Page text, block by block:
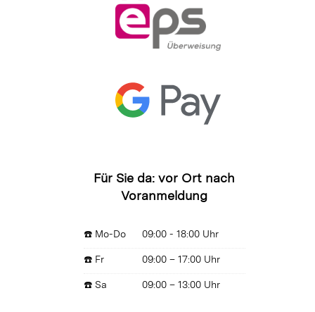
Für Sie da: vor Ort nach
Voranmeldung
☎️ Mo-Do 09:00 - 18:00 Uhr
☎️ Fr 09:00 – 17:00 Uhr
☎️ Sa 09:00 – 13:00 Uhr